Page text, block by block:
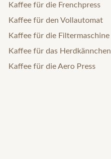
Kaffee für die Frenchpress
Kaffee für den Vollautomat
Kaffee für die Filtermaschine
Kaffee für das Herdkännchen
Kaffee für die Aero Press